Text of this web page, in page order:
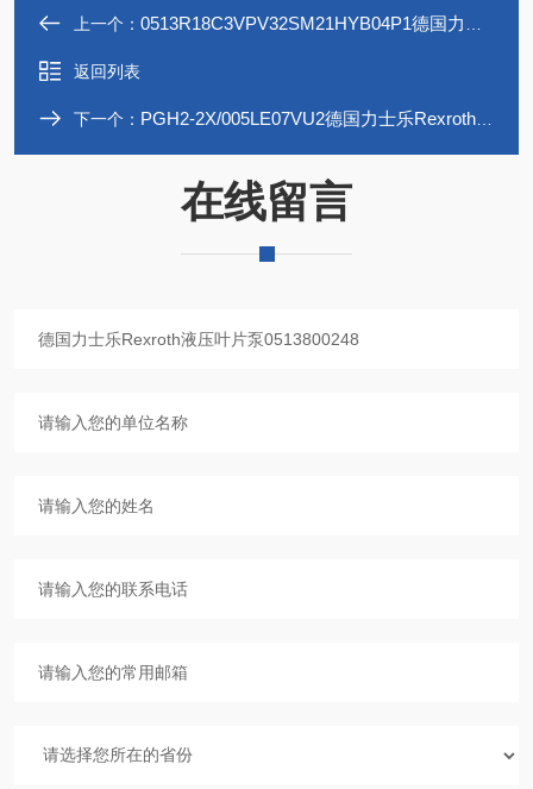
上一个： 0513R18C3VPV32SM21HYB04P1德国力士乐Rexroth液压叶片泵0513500254
返回列表
下一个： PGH2-2X/005LE07VU2德国力士乐Rexroth内齿轮泵R900703725
在线留言